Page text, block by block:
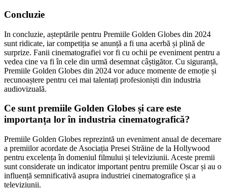
Concluzie
In concluzie, așteptările pentru Premiile Golden Globes din 2024
sunt ridicate, iar competiția se anunță a fi una acerbă și plină de
surprize. Fanii cinematografiei vor fi cu ochii pe eveniment pentru a
vedea cine va fi în cele din urmă desemnat câștigător. Cu siguranță,
Premiile Golden Globes din 2024 vor aduce momente de emoție și
recunoaștere pentru cei mai talentați profesioniști din industria
audiovizuală.
Ce sunt premiile Golden Globes și care este
importanța lor în industria cinematografică?
Premiile Golden Globes reprezintă un eveniment anual de decernare
a premiilor acordate de Asociația Presei Străine de la Hollywood
pentru excelența în domeniul filmului și televiziunii. Aceste premii
sunt considerate un indicator important pentru premiile Oscar și au o
influență semnificativă asupra industriei cinematografice și a
televiziunii.